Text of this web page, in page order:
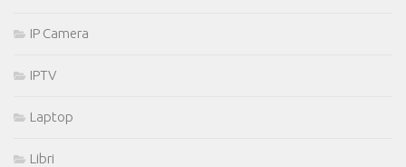
IP Camera
IPTV
Laptop
Libri